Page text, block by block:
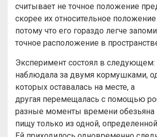
считывает не точное положение
скорее их относительное положение
потому что его гораздо легче
точное расположение в
Эксперимент состоял в следующем:
наблюдала за двумя кормушками,
которых оставалась на месте, а
другая перемещалась с помощью
разные моменты времени обезьяна
пищу только из одной,